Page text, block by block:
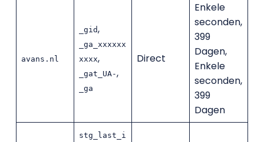
avans.nl
_gid,
_ga_xxxxxx
xxxx,
_gat_UA-,
_ga
Direct
Enkele
seconden,
399
Dagen,
Enkele
seconden,
399
Dagen
stg_last_i